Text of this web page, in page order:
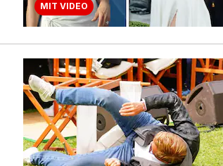
MIT VIDEO